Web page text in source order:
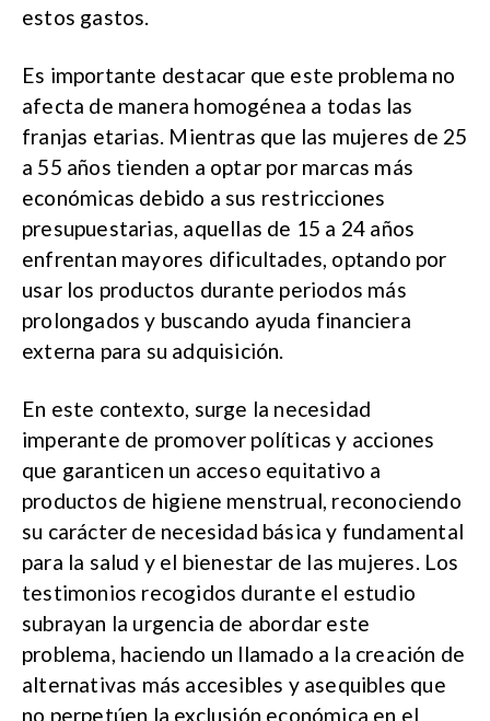
estos gastos.
Es importante destacar que este problema no
afecta de manera homogénea a todas las
franjas etarias. Mientras que las mujeres de 25
a 55 años tienden a optar por marcas más
económicas debido a sus restricciones
presupuestarias, aquellas de 15 a 24 años
enfrentan mayores dificultades, optando por
usar los productos durante periodos más
prolongados y buscando ayuda financiera
externa para su adquisición.
En este contexto, surge la necesidad
imperante de promover políticas y acciones
que garanticen un acceso equitativo a
productos de higiene menstrual, reconociendo
su carácter de necesidad básica y fundamental
para la salud y el bienestar de las mujeres. Los
testimonios recogidos durante el estudio
subrayan la urgencia de abordar este
problema, haciendo un llamado a la creación de
alternativas más accesibles y asequibles que
no perpetúen la exclusión económica en el